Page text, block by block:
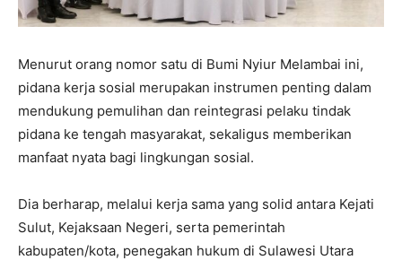
Menurut orang nomor satu di Bumi Nyiur Melambai ini,
pidana kerja sosial merupakan instrumen penting dalam
mendukung pemulihan dan reintegrasi pelaku tindak
pidana ke tengah masyarakat, sekaligus memberikan
manfaat nyata bagi lingkungan sosial.
Dia berharap, melalui kerja sama yang solid antara Kejati
Sulut, Kejaksaan Negeri, serta pemerintah
kabupaten/kota, penegakan hukum di Sulawesi Utara